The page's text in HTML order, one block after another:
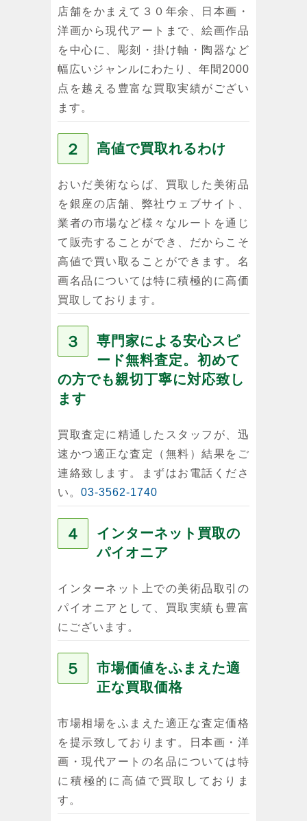
店舗をかまえて３０年余、日本画・
洋画から現代アートまで、絵画作品
を中心に、彫刻・掛け軸・陶器など
幅広いジャンルにわたり、年間2000
点を越える豊富な買取実績がござい
ます。
２ 高値で買取れるわけ
おいだ美術ならば、買取した美術品
を銀座の店舗、弊社ウェブサイト、
業者の市場など様々なルートを通じ
て販売することができ、だからこそ
高値で買い取ることができます。名
画名品については特に積極的に高価
買取しております。
３
専門家による安心スピ
ード無料査定。初めて
の方でも親切丁寧に対応致し
ます
買取査定に精通したスタッフが、迅
速かつ適正な査定（無料）結果をご
連絡致します。まずはお電話くださ
い。 03-3562-1740
４
インターネット買取の
パイオニア
インターネット上での美術品取引の
パイオニアとして、買取実績も豊富
にございます。
５
市場価値をふまえた適
正な買取価格
市場相場をふまえた適正な査定価格
を提示致しております。日本画・洋
画・現代アートの名品については特
に積極的に高値で買取しておりま
す。